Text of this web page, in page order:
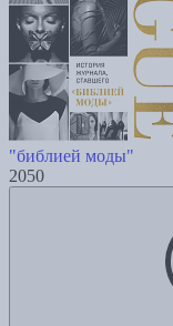
"библией моды"
2050